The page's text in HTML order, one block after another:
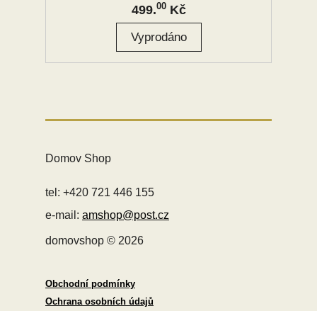
499.00Kč
Domov Shop
tel: +420 721 446 155
e-mail: amshop@post.cz
domovshop © 2026
Obchodní podmínky
Ochrana osobních údajů